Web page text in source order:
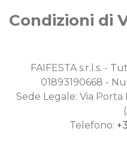
Condizioni di
FAIFESTA s.r.l.s. -
01893190668 -
Sede Legale: Via Porta
Telefono: